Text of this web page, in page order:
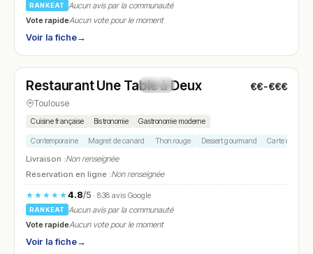
RANKEAT
Aucun avis par la communauté
Vote rapideAucun vote pour le moment
Voir la fiche→
N° 14
Restaurant Une Table à Deux €€-€€€
Toulouse
Cuisine française Bistronomie Gastronomie moderne
Contemporaine Magret de canard Thon rouge Dessert gourmand Carte des vins
Livraison :Non renseignée
Réservation en ligne :Non renseignée
★★★★★4.8/5· 838 avis Google
RANKEAT
Aucun avis par la communauté
Vote rapideAucun vote pour le moment
Voir la fiche→